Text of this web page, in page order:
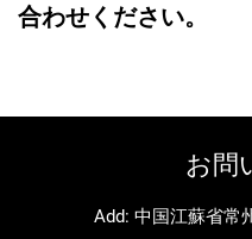
合わせください。
お問
Add: 中国江蘇省常